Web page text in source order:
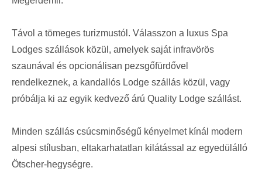
Távol a tömeges turizmustól. Válasszon a luxus Spa
Lodges szállások közül, amelyek saját infravörös
szaunával és opcionálisan pezsgőfürdővel
rendelkeznek, a kandallós Lodge szállás közül, vagy
próbálja ki az egyik kedvező árú Quality Lodge szállást.
Minden szállás csúcsminőségű kényelmet kínál modern
alpesi stílusban, eltakarhatatlan kilátással az egyedülálló
Ötscher-hegységre.